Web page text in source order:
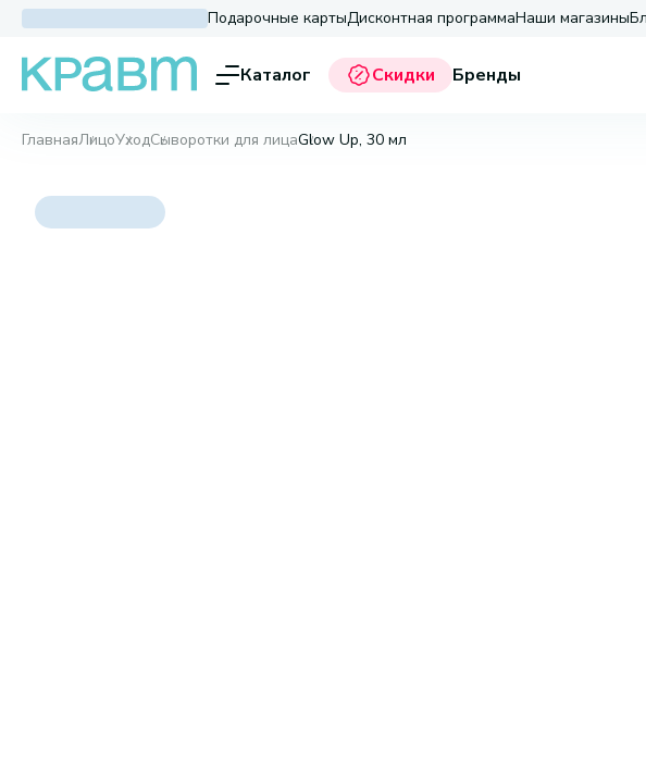
Подарочные картыДисконтная программаНаши магазины
Каталог Скидки Бренды
ГлавнаяЛицоУходСыворотки для лицаGlow Up, 30 мл